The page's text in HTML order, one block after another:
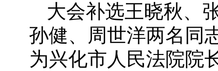
大会补选王晓秋、
孙健、周世洋两名同
为兴化市人民法院院